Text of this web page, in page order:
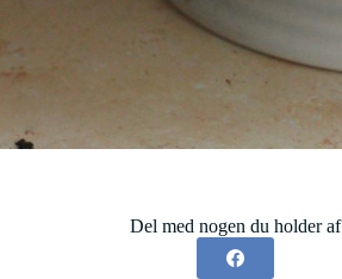
Del med nogen du holder af